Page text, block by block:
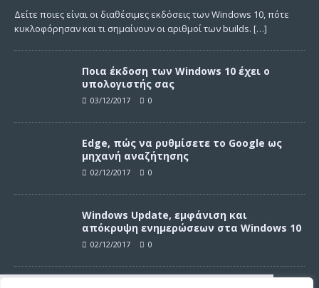
Δείτε ποιες είναι οι διαθέσιμες εκδόσεις των Windows 10, πότε
κυκλοφόρησαν και τι σημαίνουν οι αριθμοί των builds. […]
Ποια έκδοση των Windows 10 έχει ο
υπολογιστής σας
03/12/2017 0
Edge, πώς να ρυθμίσετε το Google ως
μηχανή αναζήτησης
02/12/2017 0
Windows Update, εμφάνιση και
απόκρυψη ενημερώσεων στα Windows 10
02/12/2017 0